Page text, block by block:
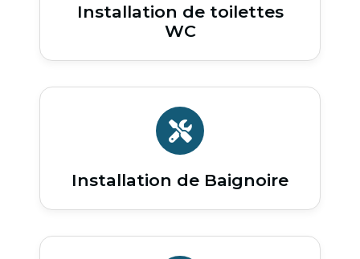
Installation de toilettes
WC
Installation de Baignoire